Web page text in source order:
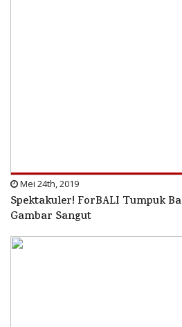
Mei 24th, 2019
Spektakuler! ForBALI Tumpuk
Gambar Sangut